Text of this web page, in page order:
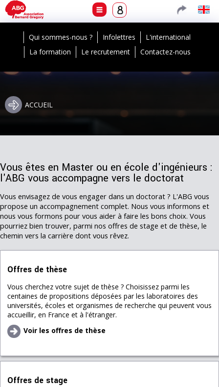
Qui sommes-nous ? Infolettres
L'international
La formation
Le recrutement Contactez-nous
ACCUEIL
Vous êtes en Master ou en école d'ingénieurs :
l'ABG vous accompagne vers le doctorat
Vous envisagez de vous engager dans un doctorat ? L'ABG vous
propose un accompagnement complet. Nous vous informons et
nous vous formons pour vous aider à faire les bons choix. Vous
pourriez bien trouver, parmi nos offres de stage et de thèse, le
chemin vers la carrière dont vous rêvez.
Offres de thèse
Vous cherchez votre sujet de thèse ? Choisissez parmi les
centaines de propositions déposées par les laboratoires des
universités, écoles et organismes de recherche qui peuvent vous
accueillir, en France et à l'étranger.
Voir les offres de thèse
Offres de stage